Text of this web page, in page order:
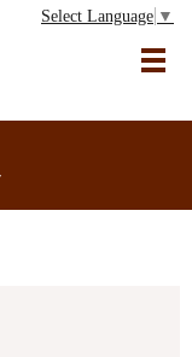
Select Language ▼
メ